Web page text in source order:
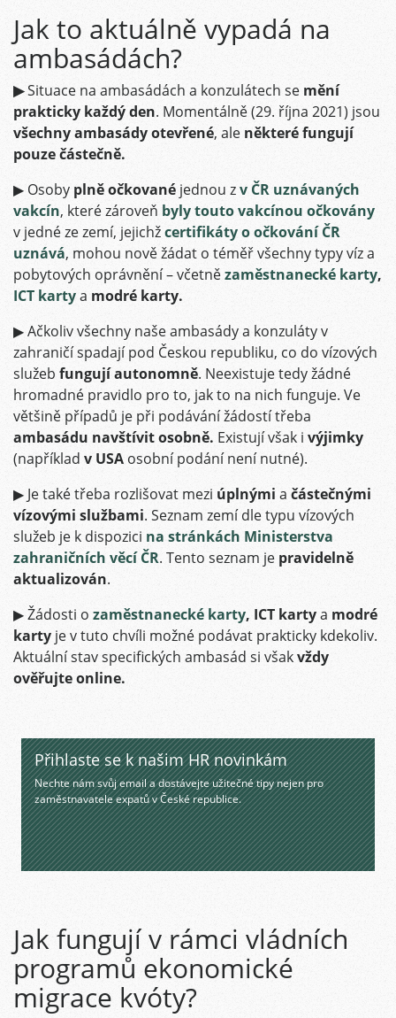
Jak to aktuálně vypadá na
ambasádách?
▶Situace na ambasádách a konzulátech se mění
prakticky každý den. Momentálně (29. října 2021) jsou
všechny ambasády otevřené, ale některé fungují
pouze částečně.
▶ Osoby plně očkované jednou zv ČR uznávaných
vakcín, které zároveň byly touto vakcínou očkovány
v jedné ze zemí, jejichžcertifikáty o očkování ČR
uznává, mohou nově žádat o téměř všechny typy víz a
pobytových oprávnění – včetnězaměstnanecké karty,
ICT kartya modré karty.
▶ Ačkoliv všechny naše ambasády a konzuláty v
zahraničí spadají pod Českou republiku, co do vízových
služeb fungují autonomně. Neexistuje tedy žádné
hromadné pravidlo pro to, jak to na nich funguje. Ve
většině případů je při podávání žádostí třeba
ambasádu navštívit osobně. Existují však i výjimky
(například v USA osobní podání není nutné).
▶ Je také třeba rozlišovat mezi úplnými a částečnými
vízovými službami. Seznam zemí dle typu vízových
služeb je k dispozici na stránkách Ministerstva
zahraničních věcí ČR. Tento seznam je pravidelně
aktualizován.
▶ Žádosti o zaměstnanecké karty, ICT kartya modré
karty je v tuto chvíli možné podávat prakticky kdekoliv.
Aktuální stav specifických ambasád si všakvždy
ověřujte online.
Přihlaste se k našim HR novinkám
Nechte nám svůj email a dostávejte užitečné tipy nejen pro
zaměstnavatele expatů v České republice.
Jak fungují v rámci vládních
programů ekonomické
migrace kvóty?